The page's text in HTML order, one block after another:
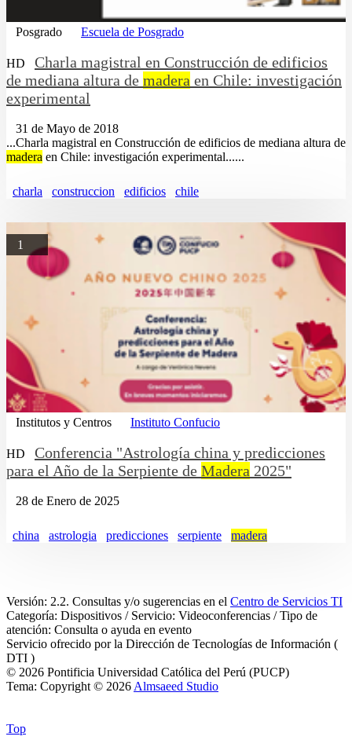
Posgrado Escuela de Posgrado
HD
Charla magistral en Construcción de edificios
de mediana altura de madera en Chile: investigación
experimental
31 de Mayo de 2018
...Charla magistral en Construcción de edificios de mediana altura de
madera en Chile: investigación experimental......
charla construccion edificios chile
1
Institutos y Centros Instituto Confucio
HD
Conferencia "Astrología china y predicciones
para el Año de la Serpiente de Madera 2025"
28 de Enero de 2025
china astrologia predicciones serpiente madera
Versión: 2.2. Consultas y/o sugerencias en el Centro de Servicios TI
Categoría: Dispositivos / Servicio: Videoconferencias / Tipo de
atención: Consulta o ayuda en evento
Servicio ofrecido por la Dirección de Tecnologías de Información (
DTI )
© 2026 Pontificia Universidad Católica del Perú (PUCP)
Tema: Copyright © 2026 Almsaeed Studio
Top